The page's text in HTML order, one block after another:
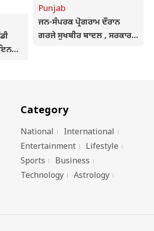
Punjab
ਜਨ-ਸੰਪਰਕ ਪ੍ਰੋਗਰਾਮ ਦੌਰਾਨ
ਗਰਜੇ ਸੁਖਬੀਰ ਬਾਦਲ , ਸਰਕਾਰ
Category
National
International
Entertainment
Lifestyle
Sports
Business
Technology
Astrology